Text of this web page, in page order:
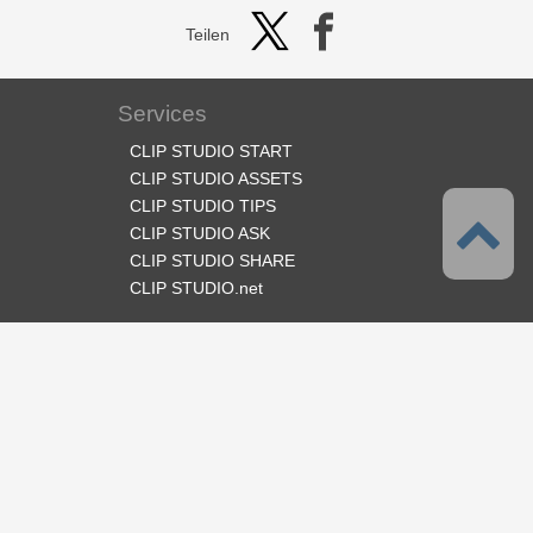
Teilen
Services
CLIP STUDIO START
CLIP STUDIO ASSETS
CLIP STUDIO TIPS
CLIP STUDIO ASK
CLIP STUDIO SHARE
CLIP STUDIO.net